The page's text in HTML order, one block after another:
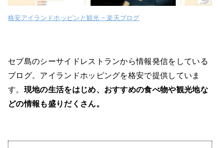
格安アイランドホッピンと観光 – 楽天ブログ
セブ島のシーサイドレストランから情報発信をしている
ブログ。アイランドホッピングを格安で提供していま
す。 現地の生活をはじめ、おすすめの食べ物や観光地な
どの情報も盛りだくさん。